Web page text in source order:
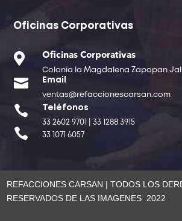
Oficinas Corporativas
 Oficinas Corporativas
Colonia la Magdalena Zapopan
 Email
ventas@refaccionescarsan.com
 Teléfonos
33 2602 9701 | 33 1288 3915
 33 1071 6057
REFACCIONES CARSAN | TODOS LOS
RESERVADOS DE LAS IMAGENES 2022